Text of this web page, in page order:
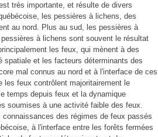
très importante, et résulte de divers
les pessières à lichens, des
au nord. Plus au sud, les pessières à
à lichens sont souvent le résultat
les feux, qui mènent à des
spatiale et les facteurs déterminants des
mal connus au nord et à l'interface de ces
feux contrôlent majoritairement le
temps depuis feux et la dynamique
soumises à une activité faible des feux.
des régimes de feux passés
à l'interface entre les forêts fermées